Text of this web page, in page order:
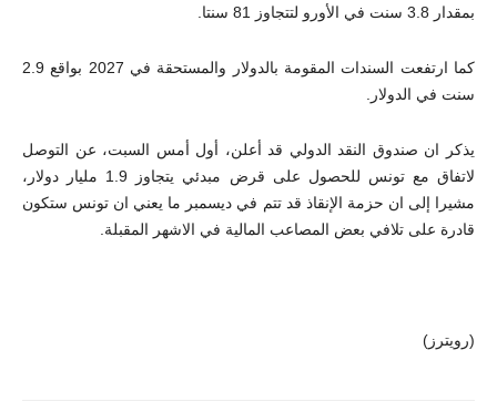
بمقدار 3.8 سنت في الأورو لتتجاوز 81 سنتا.
كما ارتفعت السندات المقومة بالدولار والمستحقة في 2027 بواقع 2.9
سنت في الدولار.
يذكر ان صندوق النقد الدولي قد أعلن، أول أمس السبت، عن التوصل
لاتفاق مع تونس للحصول على قرض مبدئي يتجاوز 1.9 مليار دولار،
مشيرا إلى ان حزمة الإنقاذ قد تتم في ديسمبر ما يعني ان تونس ستكون
قادرة على تلافي بعض المصاعب المالية في الاشهر المقبلة.
(رويترز)